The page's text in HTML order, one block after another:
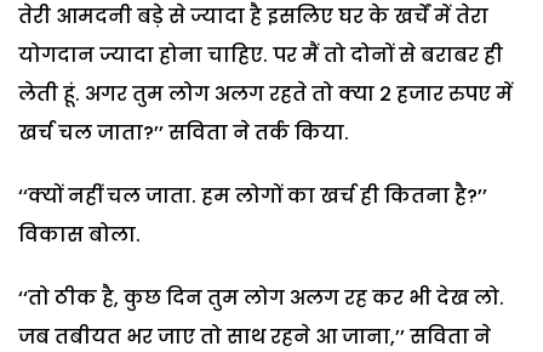
तेरी आमदनी बड़े से ज्यादा है इसलिए घर के खर्चें में तेरा
योगदान ज्यादा होना चाहिए. पर मैं तो दोनों से बराबर ही
लेती हूं. अगर तुम लोग अलग रहते तो क्या 2 हजार रुपए में
खर्च चल जाता?’’ सविता ने तर्क किया.
‘‘क्यों नहीं चल जाता. हम लोगों का खर्च ही कितना है?’’
विकास बोला.
‘‘तो ठीक है, कुछ दिन तुम लोग अलग रह कर भी देख लो.
जब तबीयत भर जाए तो साथ रहने आ जाना,’’ सविता ने